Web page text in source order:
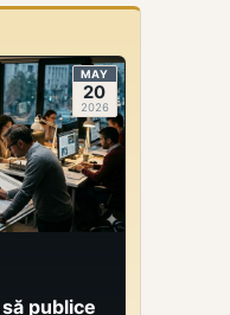
MAY
20
2026
publice